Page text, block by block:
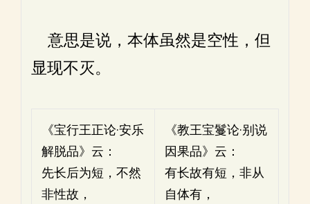
意思是说，本体虽然是空性，但
显现不灭。
《宝行王正论·安乐
解脱品》云：
先长后为短，不然
非性故，
《教王宝鬘论·别说
因果品》云：
有长故有短，非从
自体有，